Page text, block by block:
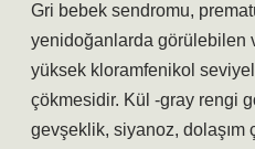
Gri bebek sendromu,
yenidoğanlarda görülebilen
yüksek kloramfenikol
çökmesidir. Kül -gray rengi
gevşeklik, siyanoz, dolaşım